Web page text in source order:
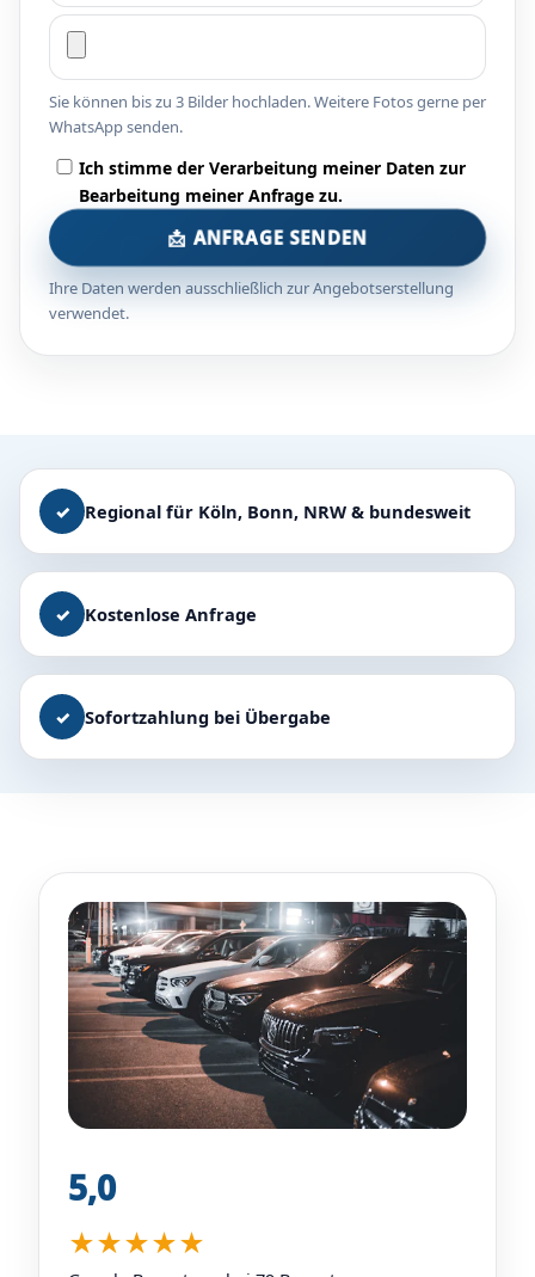
Sie können bis zu 3 Bilder hochladen. Weitere Fotos gerne per
WhatsApp senden.
Ich stimme der Verarbeitung meiner Daten zur
Bearbeitung meiner Anfrage zu.
📩 ANFRAGE SENDEN
Ihre Daten werden ausschließlich zur Angebotserstellung
verwendet.
✓ Regional für Köln, Bonn, NRW & bundesweit
✓ Kostenlose Anfrage
✓ Sofortzahlung bei Übergabe
5,0
★★★★★